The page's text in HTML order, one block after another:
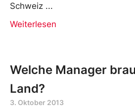
Schweiz
Weiterlesen
Welche Manager
Land?
3. Oktober 2013